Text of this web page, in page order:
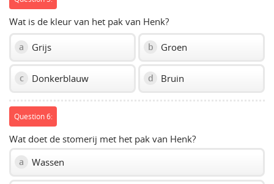
Wat is de kleur van het pak van Henk?
a Grijs b Groen
c Donkerblauw d Bruin
Question 6:
Wat doet de stomerij met het pak van Henk?
a Wassen